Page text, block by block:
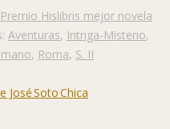
Premio Hislibris mejor novela
Aventuras, Intriga-Misterio,
, Roma, S. II